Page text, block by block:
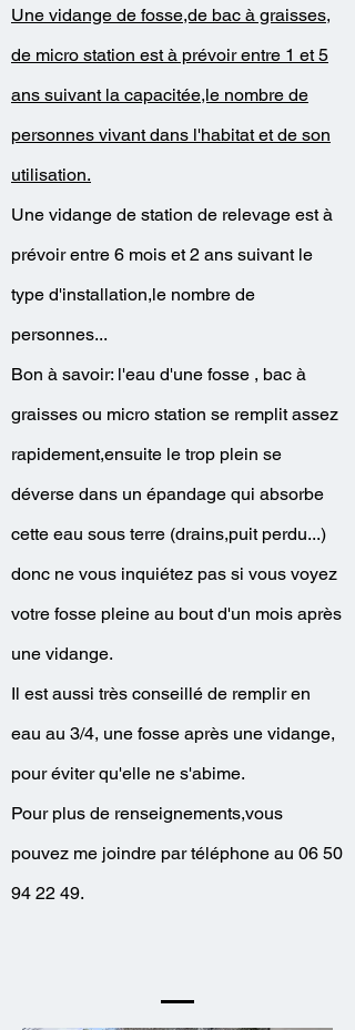
Une vidange de fosse,de bac à graisses,
de micro station est à prévoir entre 1 et 5
ans suivant la capacitée,le nombre de
personnes vivant dans l'habitat et de son
utilisation.
Une vidange de station de relevage est à
prévoir entre 6 mois et 2 ans suivant le
type d'installation,le nombre de
personnes...
Bon à savoir: l'eau d'une fosse , bac à
graisses ou micro station se remplit assez
rapidement,ensuite le trop plein se
déverse dans un épandage qui absorbe
cette eau sous terre (drains,puit perdu...)
donc ne vous inquiétez pas si vous voyez
votre fosse pleine au bout d'un mois après
une vidange.
Il est aussi très conseillé de remplir en
eau au 3/4, une fosse après une vidange,
pour éviter qu'elle ne s'abime.
Pour plus de renseignements,vous
pouvez me joindre par téléphone au 06 50
94 22 49.